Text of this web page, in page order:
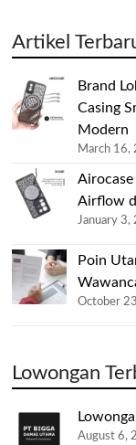
Artikel
Brand
Casing
Modern
March 16,
Airocase
Airflow
January 3,
Poin
October
Lowongan
August 6,